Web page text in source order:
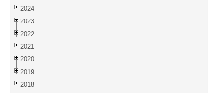
2024
2023
2022
2021
2020
2019
2018